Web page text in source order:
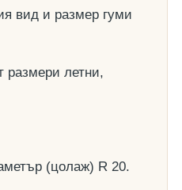
вид и размер гуми
размери летни,
(цолаж) R 20.